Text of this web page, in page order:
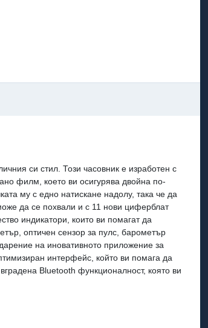
си стил. Този часовник е изработен с
филм, което ви осигурява двойна по-
му с едно натискане надолу, така че да
да се похвали и с 11 нови циферблат
индикатори, които ви помагат да
оптичен сензор за пулс, барометър
на иновативното приложение за
интерфейс, който ви помага да
Bluetooth функционалност, която ви